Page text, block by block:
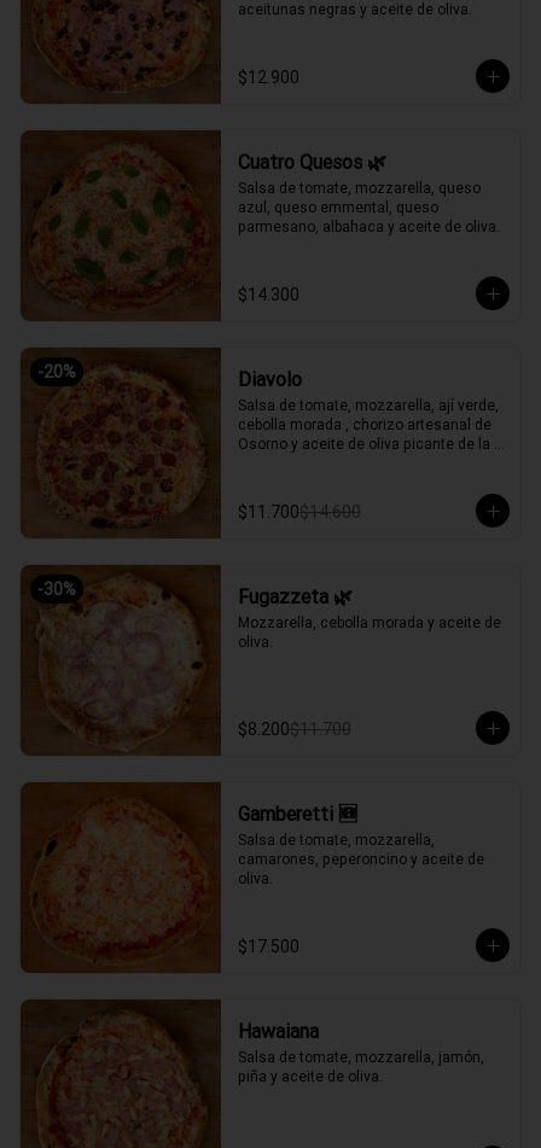
aceitunas negras y aceite de oliva.
$12.900
Cuatro Quesos 🌿
Salsa de tomate, mozzarella, queso
azul, queso emmental, queso
parmesano, albahaca y aceite de oliva.
$14.300
-20% Diavolo
Salsa de tomate, mozzarella, ají verde,
cebolla morada , chorizo artesanal de
Osorno y aceite de oliva picante de la
$11.700$14.600
-30% Fugazzeta 🌿
Mozzarella, cebolla morada y aceite de
oliva.
$8.200$11.700
Gamberetti 🆕
Salsa de tomate, mozzarella,
camarones, peperoncino y aceite de
oliva.
$17.500
Hawaiana
Salsa de tomate, mozzarella, jamón,
piña y aceite de oliva.